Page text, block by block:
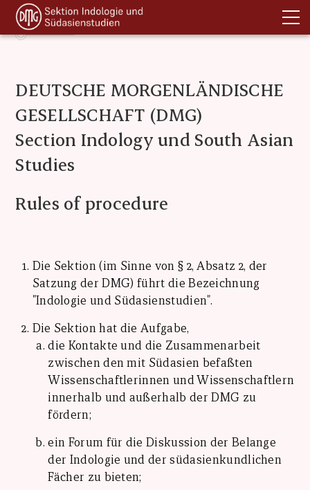
DEUTSCHE MORGENLÄNDISCHE
GESELLSCHAFT (DMG)
Section Indology und South Asian
Studies
Rules of procedure
Die Sektion (im Sinne von § 2, Absatz 2, der
Satzung der DMG) führt die Bezeichnung
"Indologie und Südasienstudien".
Die Sektion hat die Aufgabe,
die Kontakte und die Zusammenarbeit
zwischen den mit Südasien befaßten
Wissenschaftlerinnen und Wissenschaftlern
innerhalb und außerhalb der DMG zu
fördern;
ein Forum für die Diskussion der Belange
der Indologie und der südasienkundlichen
Fächer zu bieten;